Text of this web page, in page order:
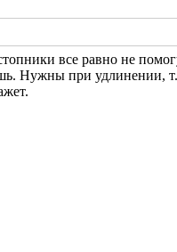
все равно не
Нужны при удлинении,